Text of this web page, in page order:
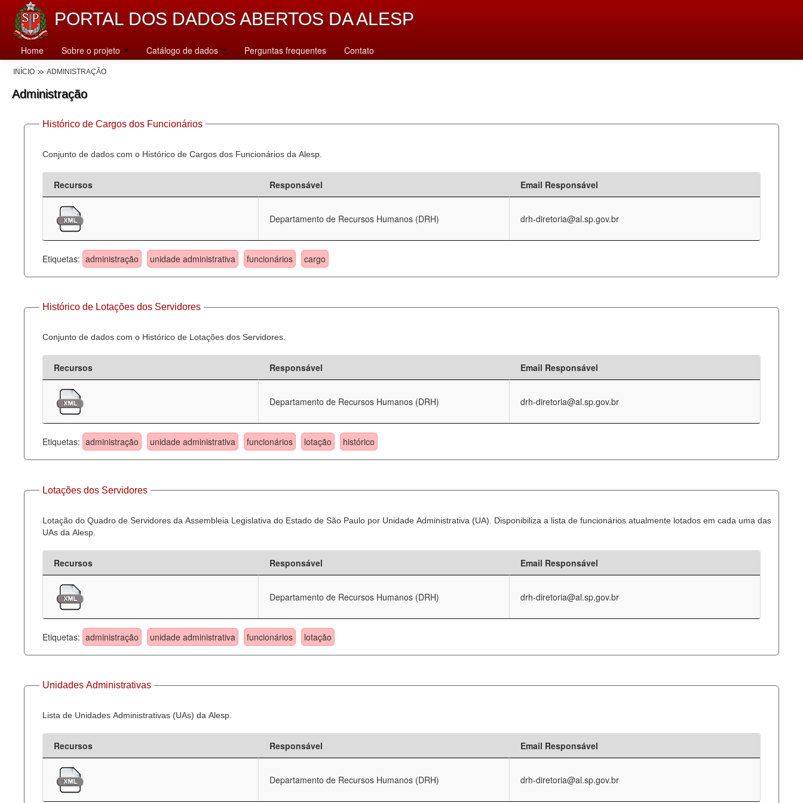
PORTAL DOS DADOS ABERTOS DA ALESP
Home Sobre o projeto Catálogo de dados Perguntas frequentes Contato
INÍCIO ADMINISTRAÇÃO
Administração
Histórico de Cargos dos Funcionários
Conjunto de dados com o Histórico de Cargos dos Funcionários da Alesp.
Recursos Responsável Email Responsável
Departamento de Recursos Humanos (DRH) drh-diretoria@al.sp.gov.br
Etiquetas: administração unidade administrativa funcionários cargo
Histórico de Lotações dos Servidores
Conjunto de dados com o Histórico de Lotações dos Servidores.
Recursos Responsável Email Responsável
Departamento de Recursos Humanos (DRH) drh-diretoria@al.sp.gov.br
Etiquetas: administração unidade administrativa funcionários lotação histórico
Lotações dos Servidores
Lotação do Quadro de Servidores da Assembleia Legislativa do Estado de São Paulo por Unidade Administrativa (UA). Disponibiliza a lista de funcionários atualmente lotados em cada uma das
UAs da Alesp.
Recursos Responsável Email Responsável
Departamento de Recursos Humanos (DRH) drh-diretoria@al.sp.gov.br
Etiquetas: administração unidade administrativa funcionários lotação
Unidades Administrativas
Lista de Unidades Administrativas (UAs) da Alesp.
Recursos Responsável Email Responsável
Departamento de Recursos Humanos (DRH) drh-diretoria@al.sp.gov.br